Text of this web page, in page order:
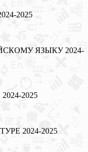
2025
ЯЗЫКУ 2024-
2025
2024-2025